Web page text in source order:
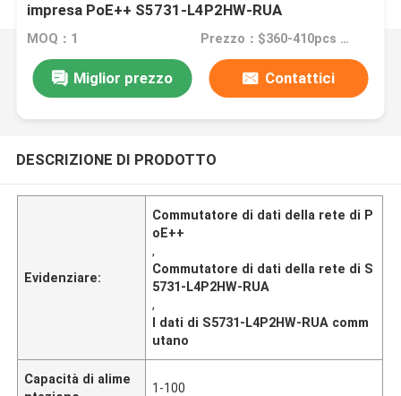
impresa PoE++ S5731-L4P2HW-RUA
MOQ：1 Prezzo：$360-410pcs Negotiable
Miglior prezzo Contattici
DESCRIZIONE DI PRODOTTO
Evidenziare:
Commutatore di dati della rete di P
oE++
,
Commutatore di dati della rete di S
5731-L4P2HW-RUA
,
I dati di S5731-L4P2HW-RUA comm
utano
Capacità di alime
1-100